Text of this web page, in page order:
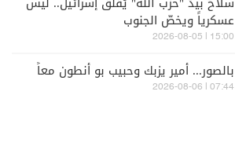
عسكرياً ويخصّ الجنوب
15:00 | 2026-08-05
بالصور... أمير يزبك وحبيب بو أنطون معاً
07:44 | 2026-08-06